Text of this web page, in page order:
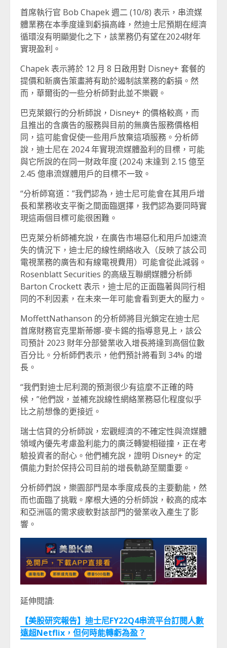
首席執行官 Bob Chapek 週二 (10/8) 表示，串流媒
體業務在本季度達到虧損高峰，然迪士尼預期在經濟
循環沒有明顯變化之下，該業務仍有望在2024財年
實現盈利。
Chapek 表示將於 12 月 8 日啟用對 Disney+ 套餐的
提價和新廣告策畫將有助於遏制該業務的虧損。然
而，華爾街的一些分析師對此並不樂觀。
巴克萊銀行的分析師說，Disney+ 的價格較高，而
且推出的含廣告的服務與目前的無廣告服務價格相
同，這可能會促使一些用戶放棄這項服務。分析師
說，迪士尼在 2024 年實現流媒體盈利的目標，可能
與它所說的在同一財政年度 (2024) 末達到 2.15 億至
2.45 億串流媒體用戶的目標不一致。
“分析師寫道：”我們認為，迪士尼可能會在其用戶增
長和業務收支平衡之間面臨選擇，我們認為要同時實
現這兩個目標可能很困難。
巴克萊分析師補充說，在廣告市場惡化和用戶加速流
失的情況下，迪士尼的線性網絡收入（反映了該公司
電視業務的廣告和有線電視費用）可能會從此減弱。
Rosenblatt Securities 的高級互聯網媒體分析師
Barton Crockett 表示，迪士尼的正面臨著與同行相
同的不利因素，在未來一年可能會看到更大的壓力。
MoffettNathanson 的分析師將目光鎖定在迪士尼
首席財務官克里斯蒂娜-麥卡錫的指導意見上，該公
司預計 2023 財年分部營業收入增長將達到高個位數
百分比。分析師們表示，他們預計將看到 34% 的增
長。
“我們對迪士尼利潤的預測很少有這麼不正確的時
候，”他們說，並補充說線性網絡業務惡化程度似乎
比之前想像的更接近。
瑞士信貸的分析師說，宏觀經濟的不確定性與流媒體
領域內優先考慮盈利能力的廣泛轉變相碰撞，正在考
驗投資者的耐心。他們補充說，證明 Disney+ 的定
價能力對於保持公司目前的增長軌跡至關重要。
分析師們說，樂園部門是本季度成長的主要動能，然
而也面臨了挑戰。摩根大通的分析師說，較高的成本
和亞洲區的需求疲軟對該部門的營業收入產生了影
響。
延伸閱讀:
【美股研究報告】迪士尼FY22Q4串流平台訂閱人數
遠超Netflix，但何時能轉虧為盈？